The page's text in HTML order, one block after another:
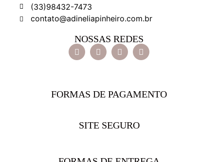
(33)98432-7473
contato@adineliapinheiro.com.br
NOSSAS REDES
FORMAS DE PAGAMENTO
SITE SEGURO